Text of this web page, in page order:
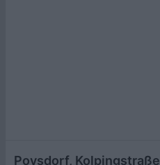
Poysdorf, Kolpingstraße